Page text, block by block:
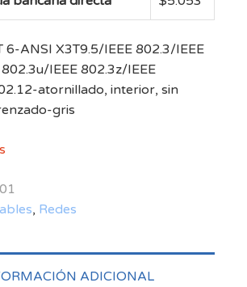
6-ANSI X3T9.5/IEEE 802.3/IEEE
IEEE 802.3z/IEEE
atornillado, interior, sin
gris
, Redes
ADICIONAL